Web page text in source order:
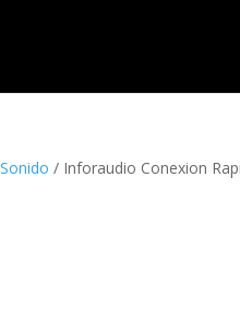
Sonido / Inforaudio Conexion